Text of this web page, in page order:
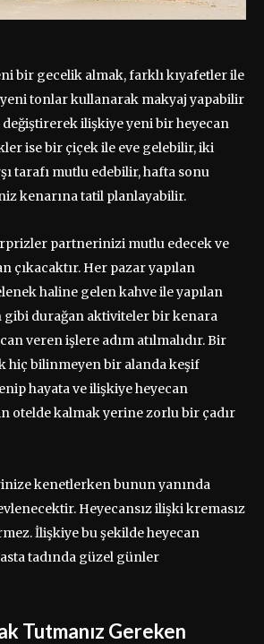
bir gecelik almak, farklı kıyafetler ile
tonlar kullanarak makyaj yapabilir
ilişkiye yeni bir heyecan
ise bir çiçek ile eve gelebilir, iki
tarafı mutlu edebilir, hafta sonu
kenarına tatil planlayabilir.
partnerinizi mutlu edecek ve
çıkacaktır. Her pazar yapılan
haline gelen kahve ile yapılan
gibi durağan aktiviteler bir kenara
veren işlere adım atılmalıdır. Bir
hiç bilinmeyen bir alanda keşif
hayata ve ilişkiye heyecan
otelde kalmak yerine zorlu bir çadır
kenetlerken bunun yanında
Heyecansız ilişki kremasız
İlişkiye bu şekilde heyecan
tadında güzel günler
Tutmanız Gereken